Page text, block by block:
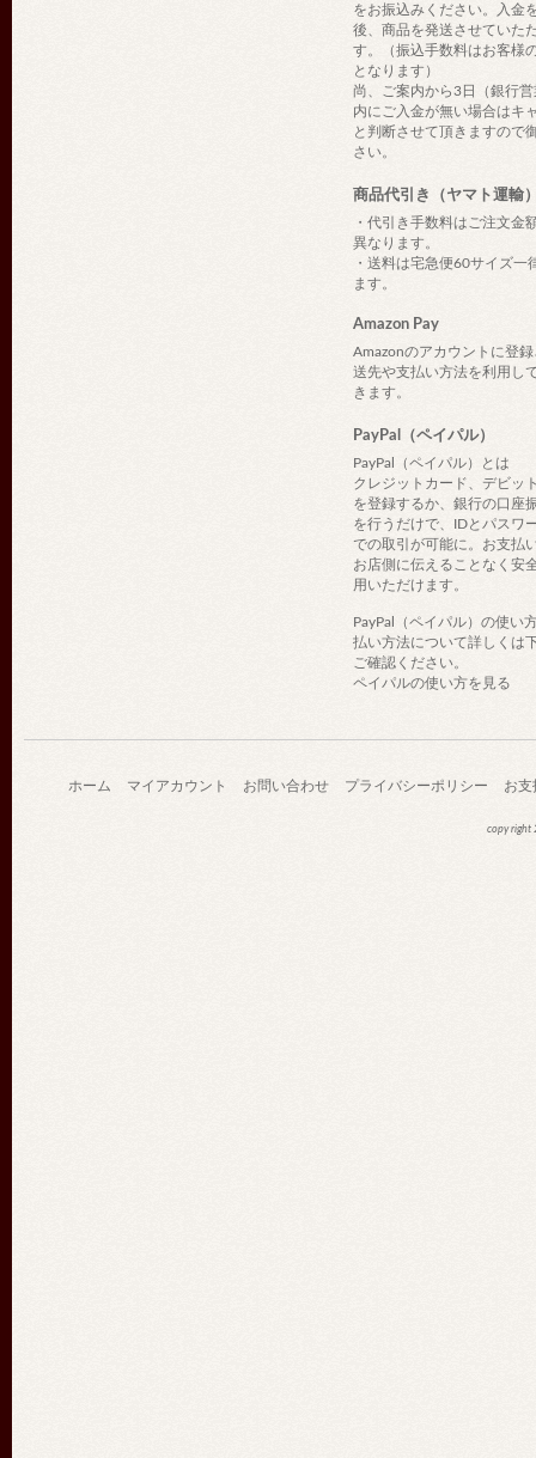
をお振込みください。入金
後、商品を発送させていた
す。（振込手数料はお客様
となります）
尚、ご案内から3日（銀行
内にご入金が無い場合はキ
と判断させて頂きますので
さい。
商品代引き（ヤマト運輸
・代引き手数料はご注文金
異なります。
・送料は宅急便60サイズ一
ます。
Amazon Pay
Amazonのアカウントに登
送先や支払い方法を利用し
きます。
PayPal（ペイパル）
PayPal（ペイパル）とは
クレジットカード、デビッ
を登録するか、銀行の口座
を行うだけで、IDとパスワ
での取引が可能に。お支払
お店側に伝えることなく安
用いただけます。
PayPal（ペイパル）の使い
払い方法について詳しくは
ご確認ください。
ペイパルの使い方を見る
ホーム マイアカウント お問い合わせ プライバシーポリシー お支
copy right